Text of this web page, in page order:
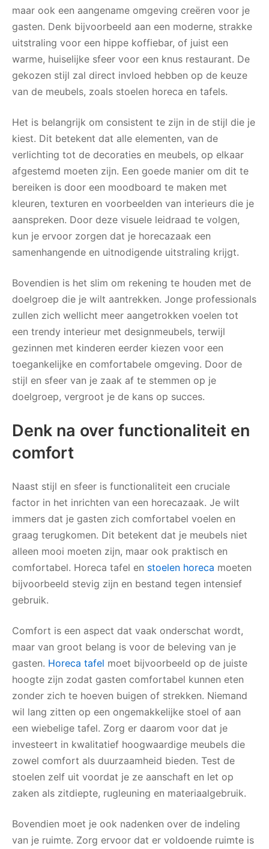
maar ook een aangename omgeving creëren voor je
gasten. Denk bijvoorbeeld aan een moderne, strakke
uitstraling voor een hippe koffiebar, of juist een
warme, huiselijke sfeer voor een knus restaurant. De
gekozen stijl zal direct invloed hebben op de keuze
van de meubels, zoals stoelen horeca en tafels.
Het is belangrijk om consistent te zijn in de stijl die je
kiest. Dit betekent dat alle elementen, van de
verlichting tot de decoraties en meubels, op elkaar
afgestemd moeten zijn. Een goede manier om dit te
bereiken is door een moodboard te maken met
kleuren, texturen en voorbeelden van interieurs die je
aanspreken. Door deze visuele leidraad te volgen,
kun je ervoor zorgen dat je horecazaak een
samenhangende en uitnodigende uitstraling krijgt.
Bovendien is het slim om rekening te houden met de
doelgroep die je wilt aantrekken. Jonge professionals
zullen zich wellicht meer aangetrokken voelen tot
een trendy interieur met designmeubels, terwijl
gezinnen met kinderen eerder kiezen voor een
toegankelijke en comfortabele omgeving. Door de
stijl en sfeer van je zaak af te stemmen op je
doelgroep, vergroot je de kans op succes.
Denk na over functionaliteit en
comfort
Naast stijl en sfeer is functionaliteit een cruciale
factor in het inrichten van een horecazaak. Je wilt
immers dat je gasten zich comfortabel voelen en
graag terugkomen. Dit betekent dat je meubels niet
alleen mooi moeten zijn, maar ook praktisch en
comfortabel. Horeca tafel en stoelen horeca moeten
bijvoorbeeld stevig zijn en bestand tegen intensief
gebruik.
Comfort is een aspect dat vaak onderschat wordt,
maar van groot belang is voor de beleving van je
gasten. Horeca tafel moet bijvoorbeeld op de juiste
hoogte zijn zodat gasten comfortabel kunnen eten
zonder zich te hoeven buigen of strekken. Niemand
wil lang zitten op een ongemakkelijke stoel of aan
een wiebelige tafel. Zorg er daarom voor dat je
investeert in kwalitatief hoogwaardige meubels die
zowel comfort als duurzaamheid bieden. Test de
stoelen zelf uit voordat je ze aanschaft en let op
zaken als zitdiepte, rugleuning en materiaalgebruik.
Bovendien moet je ook nadenken over de indeling
van je ruimte. Zorg ervoor dat er voldoende ruimte is